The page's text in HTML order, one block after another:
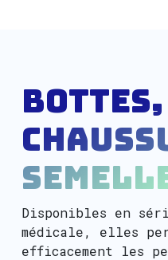
Bottes,
Disponibles en
médicale, elles
efficacement les